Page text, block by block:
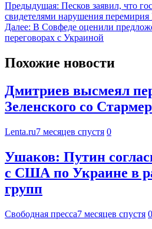
Предыдущая: Песков заявил, что
свидетелями нарушения
Далее: В Совфеде оценили
переговорах с Украиной
Похожие новости
Дмитриев высмеял
Зеленского со
Lenta.ru7 месяцев спустя 0
Ушаков: Путин
с США по Украине в
групп
Свободная пресса7 месяцев спустя 0